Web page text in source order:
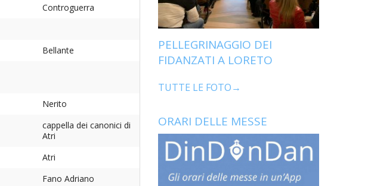
Controguerra
Bellante
Nerito
cappella dei canonici di
Atri
Atri
Fano Adriano
PELLEGRINAGGIO DEI
FIDANZATI A LORETO
TUTTE LE FOTO→
ORARI DELLE MESSE